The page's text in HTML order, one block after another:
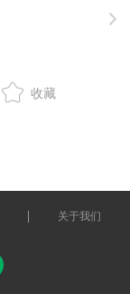
收藏
关于我们